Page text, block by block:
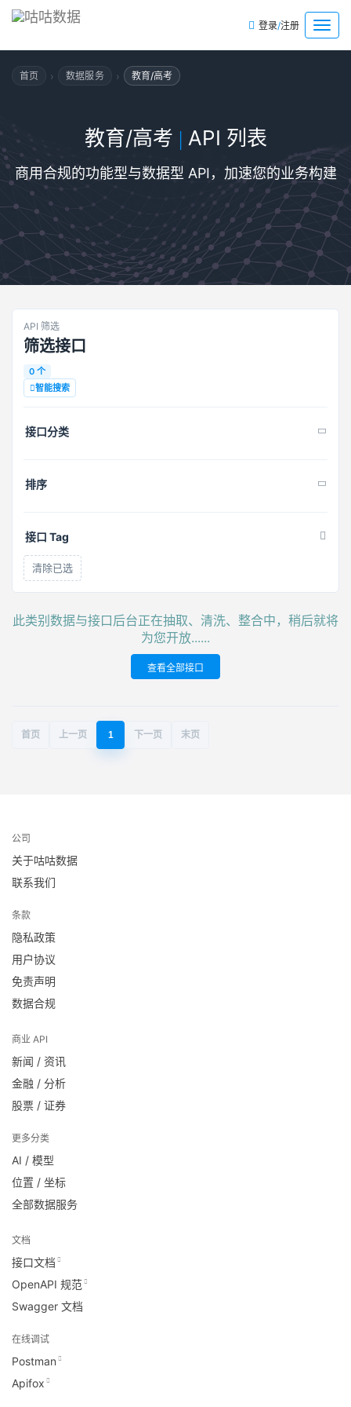
菜
单
登录/注册
首页 › 数据服务 › 教育/高考
教育/高考 | API 列表
商用合规的功能型与数据型 API，加速您的业务构建
API 筛选
筛选接口
0 个
智能搜索
接口分类
排序
接口 Tag
清除已选
此类别数据与接口后台正在抽取、清洗、整合中，稍后就将
为您开放......
查看全部接口
首页 上一页 1 下一页 末页
公司
关于咕咕数据
联系我们
条款
隐私政策
用户协议
免责声明
数据合规
商业 API
新闻 / 资讯
金融 / 分析
股票 / 证券
更多分类
AI / 模型
位置 / 坐标
全部数据服务
文档
接口文档
OpenAPI 规范
Swagger 文档
在线调试
Postman
Apifox